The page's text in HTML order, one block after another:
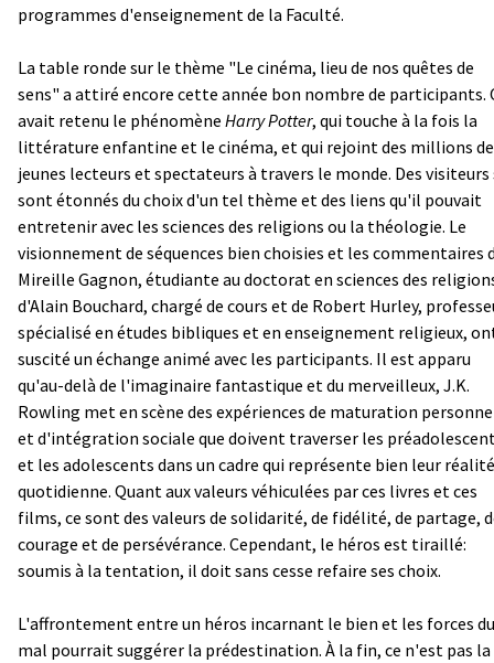
programmes d'enseignement de la Faculté.
La table ronde sur le thème "Le cinéma, lieu de nos quêtes de
sens" a attiré encore cette année bon nombre de participants.
avait retenu le phénomène Harry Potter, qui touche à la fois la
littérature enfantine et le cinéma, et qui rejoint des millions de
jeunes lecteurs et spectateurs à travers le monde. Des visiteurs
sont étonnés du choix d'un tel thème et des liens qu'il pouvait
entretenir avec les sciences des religions ou la théologie. Le
visionnement de séquences bien choisies et les commentaires
Mireille Gagnon, étudiante au doctorat en sciences des
d'Alain Bouchard, chargé de cours et de Robert Hurley,
spécialisé en études bibliques et en enseignement religieux,
suscité un échange animé avec les participants. Il est apparu
qu'au-delà de l'imaginaire fantastique et du merveilleux, J.K.
Rowling met en scène des expériences de maturation
et d'intégration sociale que doivent traverser les
et les adolescents dans un cadre qui représente bien leur réalité
quotidienne. Quant aux valeurs véhiculées par ces livres et ces
films, ce sont des valeurs de solidarité, de fidélité, de partage,
courage et de persévérance. Cependant, le héros est tiraillé:
soumis à la tentation, il doit sans cesse refaire ses choix.
L'affrontement entre un héros incarnant le bien et les forces du
mal pourrait suggérer la prédestination. À la fin, ce n'est pas la